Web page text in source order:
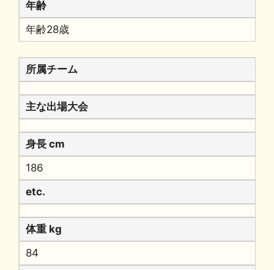
年齢
年齢28歳
所属チーム
主な出場大会
身長 cm
186
etc.
体重 kg
84